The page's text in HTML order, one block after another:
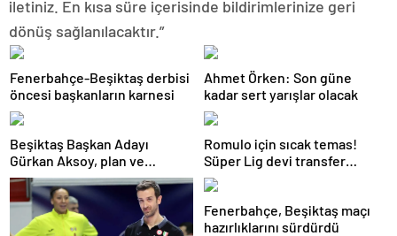
iletiniz. En kısa süre içerisinde bildirimlerinize geri
dönüş sağlanılacaktır.”
Fenerbahçe-Beşiktaş derbisi
öncesi başkanların karnesi
Ahmet Örken: Son güne
kadar sert yarışlar olacak
Beşiktaş Başkan Adayı
Gürkan Aksoy, plan ve
projelerini anlattı
Romulo için sıcak temas!
Süper Lig devi transfer
ateşini yaktı!
Fenerbahçe, Beşiktaş maçı
hazırlıklarını sürdürdü